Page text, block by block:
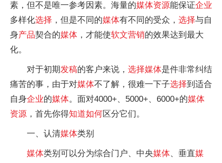
素，但不是唯一参考因素。海量的媒体资源能保证企业
多样化选择 ，但是不同的媒体有不同的受众， 选择与自
身产品契合的媒体 ，才能使软文营销的效果达到最大
化。
对于初期发稿的客户来说， 选择媒体是件非常纠结
痛苦的事，由于对媒体不了解，很难一下子选择到适合
自身企业的媒体。面对4000+、5000+、6000+的媒体
资源 ，首先你得知道如何区分它们。
一、认清媒体类别
媒体类别可以分为综合门户、中央媒体、垂直媒